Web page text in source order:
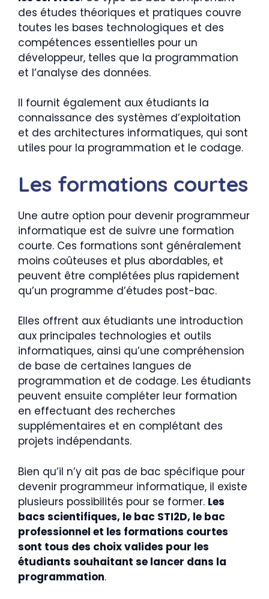
des études théoriques et pratiques couvre
toutes les bases technologiques et des
compétences essentielles pour un
développeur, telles que la programmation
et l’analyse des données.
Il fournit également aux étudiants la
connaissance des systèmes d’exploitation
et des architectures informatiques, qui sont
utiles pour la programmation et le codage.
Les formations courtes
Une autre option pour devenir programmeur
informatique est de suivre une formation
courte. Ces formations sont généralement
moins coûteuses et plus abordables, et
peuvent être complétées plus rapidement
qu’un programme d’études post-bac.
Elles offrent aux étudiants une introduction
aux principales technologies et outils
informatiques, ainsi qu’une compréhension
de base de certaines langues de
programmation et de codage. Les étudiants
peuvent ensuite compléter leur formation
en effectuant des recherches
supplémentaires et en complétant des
projets indépendants.
Bien qu’il n’y ait pas de bac spécifique pour
devenir programmeur informatique, il existe
plusieurs possibilités pour se former. Les
bacs scientifiques, le bac STI2D, le bac
professionnel et les formations courtes
sont tous des choix valides pour les
étudiants souhaitant se lancer dans la
programmation.